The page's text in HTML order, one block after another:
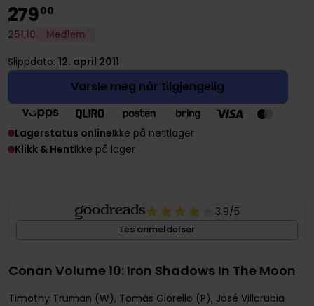
27900
251,10 Medlem
Slippdato: 12. april 2011
Varsle meg når tilgjengelig
Lagerstatus onlineIkke på nettlager
Klikk & HentIkke på lager
3.9/5
Les anmeldelser
Conan Volume 10: Iron Shadows In The Moon
Timothy Truman (W), Tomás Giorello (P), José Villarubia